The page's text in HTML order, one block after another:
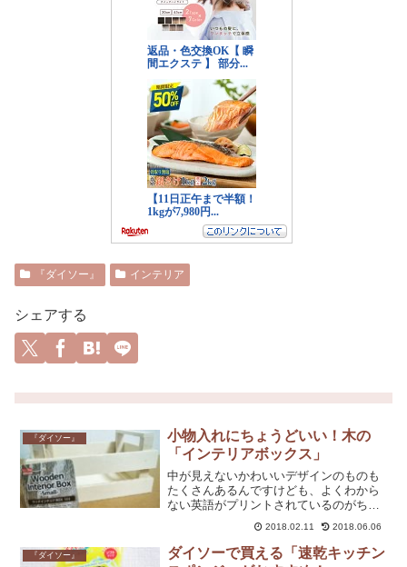
『ダイソー』 インテリア
シェアする
『ダイソー』
小物入れにちょうどいい！木の
「インテリアボックス」
中が見えないかわいいデザインのものも
たくさんあるんですけども、よくわから
ない英語がプリントされているのがちょ
っと苦手なんですよね。なので、シンプ
ルなところが気に入ってます。
2018.02.11 2018.06.06
『ダイソー』
ダイソーで買える「速乾キッチン